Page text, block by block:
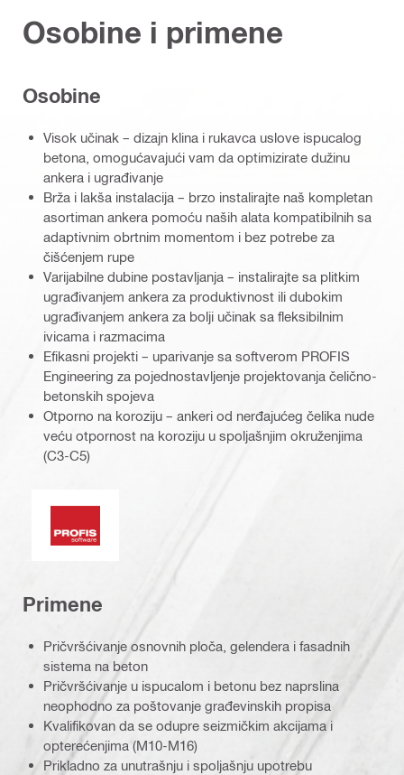
Osobine i primene
Osobine
Visok učinak – dizajn klina i rukavca uslove ispucalog
betona, omogućavajući vam da optimizirate dužinu
ankera i ugrađivanje
Brža i lakša instalacija – brzo instalirajte naš kompletan
asortiman ankera pomoću naših alata kompatibilnih sa
adaptivnim obrtnim momentom i bez potrebe za
čišćenjem rupe
Varijabilne dubine postavljanja – instalirajte sa plitkim
ugrađivanjem ankera za produktivnost ili dubokim
ugrađivanjem ankera za bolji učinak sa fleksibilnim
ivicama i razmacima
Efikasni projekti – uparivanje sa softverom PROFIS
Engineering za pojednostavljenje projektovanja čelično-
betonskih spojeva
Otporno na koroziju – ankeri od nerđajućeg čelika nude
veću otpornost na koroziju u spoljašnjim okruženjima
(C3-C5)
Softver PROFIS
Primene
Pričvršćivanje osnovnih ploča, gelendera i fasadnih
sistema na beton
Pričvršćivanje u ispucalom i betonu bez naprslina
neophodno za poštovanje građevinskih propisa
Kvalifikovan da se odupre seizmičkim akcijama i
opterećenjima (M10-M16)
Prikladno za unutrašnju i spoljašnju upotrebu